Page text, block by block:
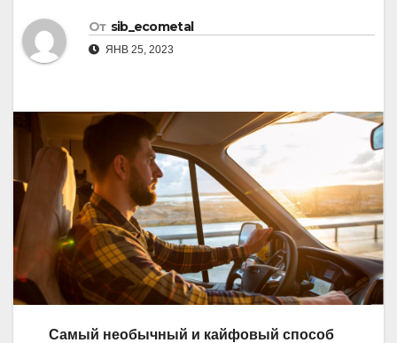
От sib_ecometal
ЯНВ 25, 2023
Самый необычный и кайфовый способ